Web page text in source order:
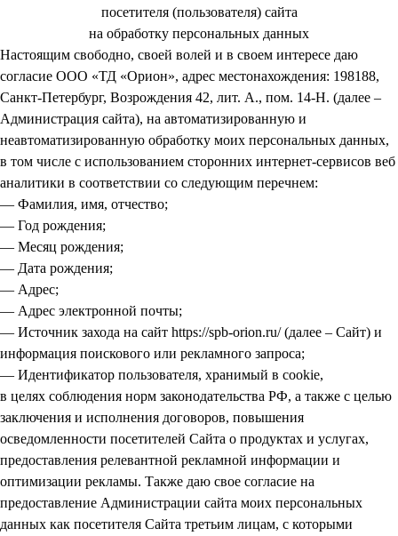
посетителя (пользователя) сайта
на обработку персональных данных
Настоящим свободно, своей волей и в своем интересе даю
согласие ООО «ТД «Орион», адрес местонахождения: 198188,
Санкт-Петербург, Возрождения 42, лит. А., пом. 14-Н. (далее –
Администрация сайта), на автоматизированную и
неавтоматизированную обработку моих персональных данных,
в том числе с использованием сторонних интернет-сервисов веб
аналитики в соответствии со следующим перечнем:
— Фамилия, имя, отчество;
— Год рождения;
— Месяц рождения;
— Дата рождения;
— Адрес;
— Адрес электронной почты;
— Источник захода на сайт https://spb-orion.ru/ (далее – Сайт) и
информация поискового или рекламного запроса;
— Идентификатор пользователя, хранимый в cookie,
в целях соблюдения норм законодательства РФ, а также с целью
заключения и исполнения договоров, повышения
осведомленности посетителей Сайта о продуктах и услугах,
предоставления релевантной рекламной информации и
оптимизации рекламы. Также даю свое согласие на
предоставление Администрации сайта моих персональных
данных как посетителя Сайта третьим лицам, с которыми